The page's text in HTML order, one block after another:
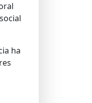
ha